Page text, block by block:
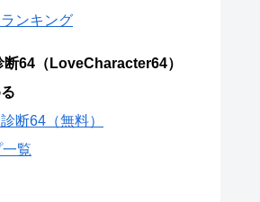
ンキング
64（LoveCharacter64）
断64（無料）
覧